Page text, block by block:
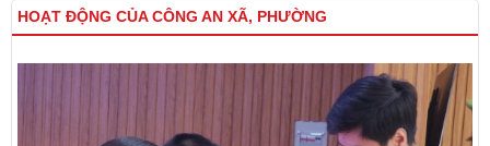
HOẠT ĐỘNG CỦA CÔNG AN XÃ, PHƯỜNG